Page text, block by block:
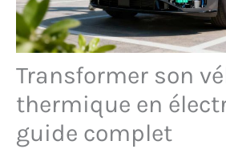
Transformer son
thermique en
guide complet